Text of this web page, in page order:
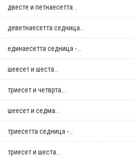
двестe и петнаесетта...
деветнаесетта седница...
единаесетта седница -...
шеесет и шеста...
триесет и четврта...
шеесет и седма...
триесетта седница -...
триесет и шеста...